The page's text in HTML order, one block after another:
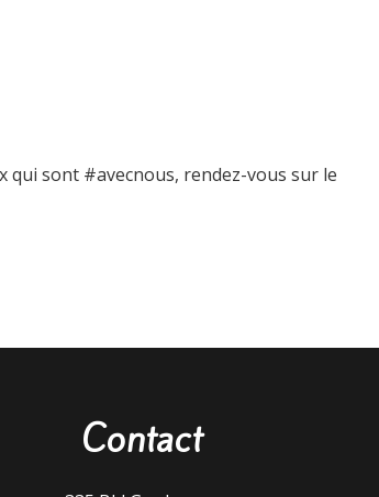
qui sont #avecnous, rendez-vous sur le
Contact